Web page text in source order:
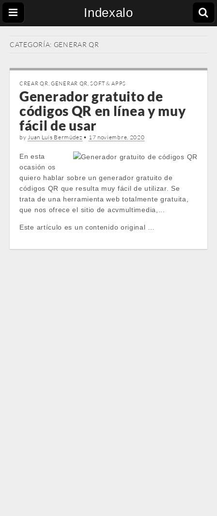
Indexalo
CATEGORÍA: GENERAR QR
CREAR QR,GENERAR QR,SOFT & APPS
Generador gratuito de
códigos QR en línea y muy
fácil de usar
byJuan Luis Bermúdez • 17 noviembre, 2020
En esta
ocasión os
quiero hablar sobre un generador gratuito de
códigos QR que resulta muy fácil de utilizar. Se
trata de una herramienta web totalmente gratuita,
que nos ofrece el sitio de acvmultimedia,...
Este artículo es un contenido original …